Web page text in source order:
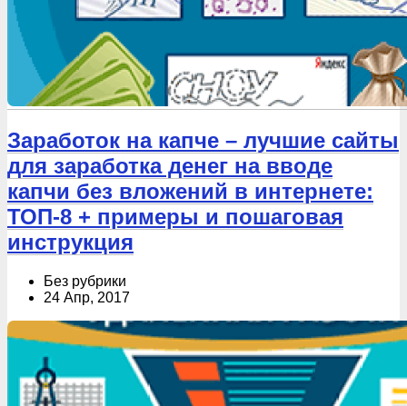
Заработок на капче – лучшие сайты
для заработка денег на вводе
капчи без вложений в интернете:
ТОП-8 + примеры и пошаговая
инструкция
Без рубрики
24 Апр, 2017